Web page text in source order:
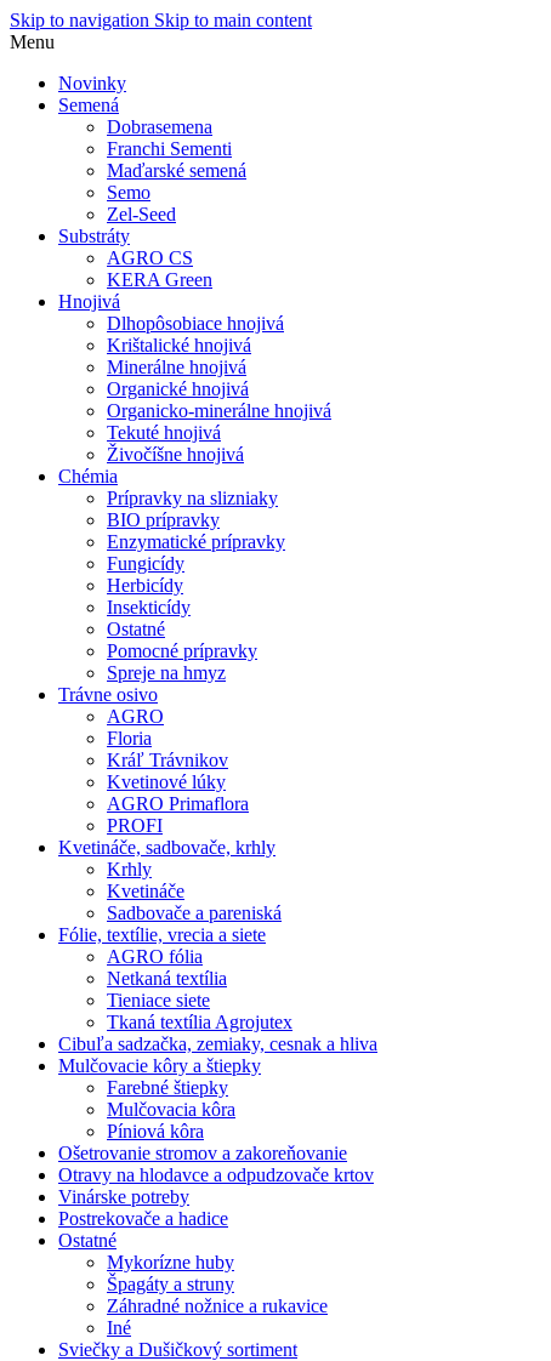
Skip to navigation Skip to main content
Menu
Novinky
Semená
Dobrasemena
Franchi Sementi
Maďarské semená
Semo
Zel-Seed
Substráty
AGRO CS
KERA Green
Hnojivá
Dlhopôsobiace hnojivá
Krištalické hnojivá
Minerálne hnojivá
Organické hnojivá
Organicko-minerálne hnojivá
Tekuté hnojivá
Živočíšne hnojivá
Chémia
Prípravky na slizniaky
BIO prípravky
Enzymatické prípravky
Fungicídy
Herbicídy
Insekticídy
Ostatné
Pomocné prípravky
Spreje na hmyz
Trávne osivo
AGRO
Floria
Kráľ Trávnikov
Kvetinové lúky
AGRO Primaflora
PROFI
Kvetináče, sadbovače, krhly
Krhly
Kvetináče
Sadbovače a pareniská
Fólie, textílie, vrecia a siete
AGRO fólia
Netkaná textília
Tieniace siete
Tkaná textília Agrojutex
Cibuľa sadzačka, zemiaky, cesnak a hliva
Mulčovacie kôry a štiepky
Farebné štiepky
Mulčovacia kôra
Píniová kôra
Ošetrovanie stromov a zakoreňovanie
Otravy na hlodavce a odpudzovače krtov
Vinárske potreby
Postrekovače a hadice
Ostatné
Mykorízne huby
Špagáty a struny
Záhradné nožnice a rukavice
Iné
Sviečky a Dušičkový sortiment